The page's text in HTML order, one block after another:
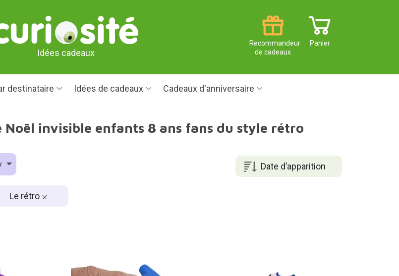
Idées cadeaux
Panier
Recommandeur
de cadeaux
destinataire Idées de cadeaux Cadeaux d'anniversaire
Noël invisible enfants 8 ans fans du style rétro
Date d’apparition
Le rétro